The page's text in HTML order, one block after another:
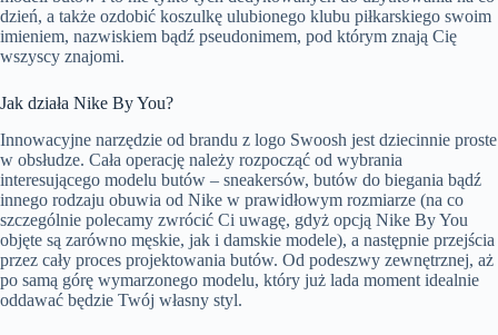
dzień, a także ozdobić koszulkę ulubionego klubu piłkarskiego swoim
imieniem, nazwiskiem bądź pseudonimem, pod którym znają Cię
wszyscy znajomi.
Jak działa Nike By You?
Innowacyjne narzędzie od brandu z logo Swoosh jest dziecinnie proste
w obsłudze. Cała operację należy rozpocząć od wybrania
interesującego modelu butów – sneakersów, butów do biegania bądź
innego rodzaju obuwia od Nike w prawidłowym rozmiarze (na co
szczególnie polecamy zwrócić Ci uwagę, gdyż opcją Nike By You
objęte są zarówno męskie, jak i damskie modele), a następnie przejścia
przez cały proces projektowania butów. Od podeszwy zewnętrznej, aż
po samą górę wymarzonego modelu, który już lada moment idealnie
oddawać będzie Twój własny styl.